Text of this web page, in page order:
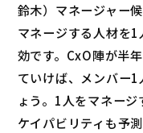
鈴木）マネージャー
マネージする人材を
効です。CxO陣が半
ていけば、メンバー
ょう。1人をマネー
ケイパビリティも予